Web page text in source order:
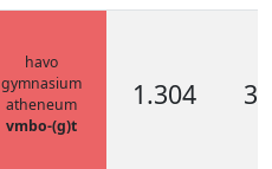
havo
gymnasium
atheneum
vmbo-(g)t
1.304